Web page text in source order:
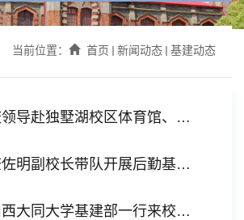
当前位置： 首页 新闻动态 基建动态
校领导赴独墅湖校区体育馆、学生中心项目检查指导工作
查佐明副校长带队开展后勤基建安全检查
山西大同大学基建部一行来校交流调研